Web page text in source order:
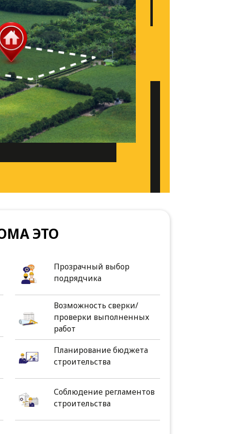
ЭТО
Прозрачный выбор
подрядчика
Возможность сверки/
проверки выполненных
работ
Планирование бюджета
строительства
Соблюдение регламентов
строительства